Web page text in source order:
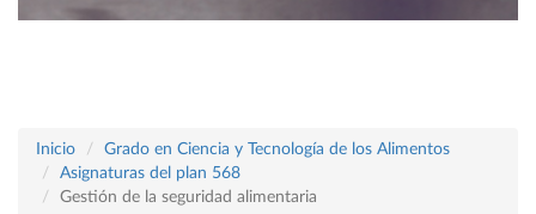
Inicio
Grado en Ciencia y Tecnología de los Alimentos
Asignaturas del plan 568
Gestión de la seguridad alimentaria